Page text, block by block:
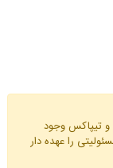
تیپاکس وجود
را عهده دار